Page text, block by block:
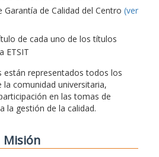
Garantía de Calidad del Centro (ver
de cada uno de los títulos
ETSIT
están representados todos los
la comunidad universitaria,
en las tomas de
la gestión de la calidad.
Misión